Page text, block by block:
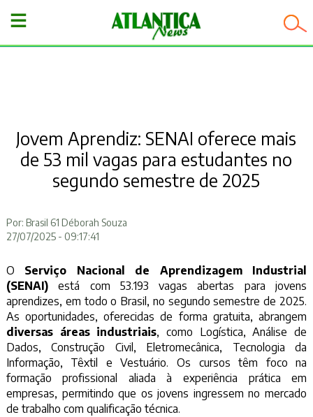
−
Jovem Aprendiz: SENAI oferece mais
de 53 mil vagas para estudantes no
segundo semestre de 2025
Por: Brasil 61 Déborah Souza
27/07/2025 - 09:17:41
O Serviço Nacional de Aprendizagem Industrial
(SENAI)está com 53.193 vagas abertas para jovens
aprendizes, em todo o Brasil, no segundo semestre de 2025.
As oportunidades, oferecidas de forma gratuita, abrangem
diversas áreas industriais, como Logística, Análise de
Dados, Construção Civil, Eletromecânica, Tecnologia da
Informação, Têxtil e Vestuário. Os cursos têm foco na
formação profissional aliada à experiência prática em
empresas, permitindo que os jovens ingressem no mercado
de trabalho com qualificação técnica.